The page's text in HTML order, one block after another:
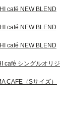
café NEW BLEND
café NEW BLEND
café NEW BLEND
café シングルオリジ
CAFE（Sサイズ）